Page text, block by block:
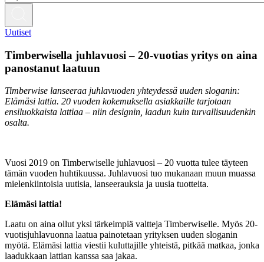
Uutiset
Timberwisella juhlavuosi – 20-vuotias yritys on aina
panostanut laatuun
Timberwise lanseeraa juhlavuoden yhteydessä uuden sloganin:
Elämäsi lattia. 20 vuoden kokemuksella asiakkaille tarjotaan
ensiluokkaista lattiaa – niin designin, laadun kuin turvallisuudenkin
osalta.
Vuosi 2019 on Timberwiselle juhlavuosi – 20 vuotta tulee täyteen
tämän vuoden huhtikuussa. Juhlavuosi tuo mukanaan muun muassa
mielenkiintoisia uutisia, lanseerauksia ja uusia tuotteita.
Elämäsi lattia!
Laatu on aina ollut yksi tärkeimpiä valtteja Timberwiselle. Myös 20-
vuotisjuhlavuonna laatua painotetaan yrityksen uuden sloganin
myötä. Elämäsi lattia viestii kuluttajille yhteistä, pitkää matkaa, jonka
laadukkaan lattian kanssa saa jakaa.